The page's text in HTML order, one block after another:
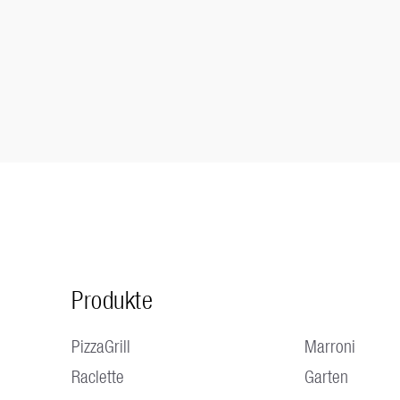
Produkte
PizzaGrill
Raclette
Marroni
Garten